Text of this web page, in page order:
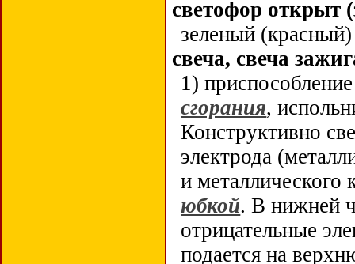
светофор открыт
зеленый
свеча, свеча
1)
сгорания,
Конструктивно
электрода
и
юбкой. В нижней
отрицательные
подается на